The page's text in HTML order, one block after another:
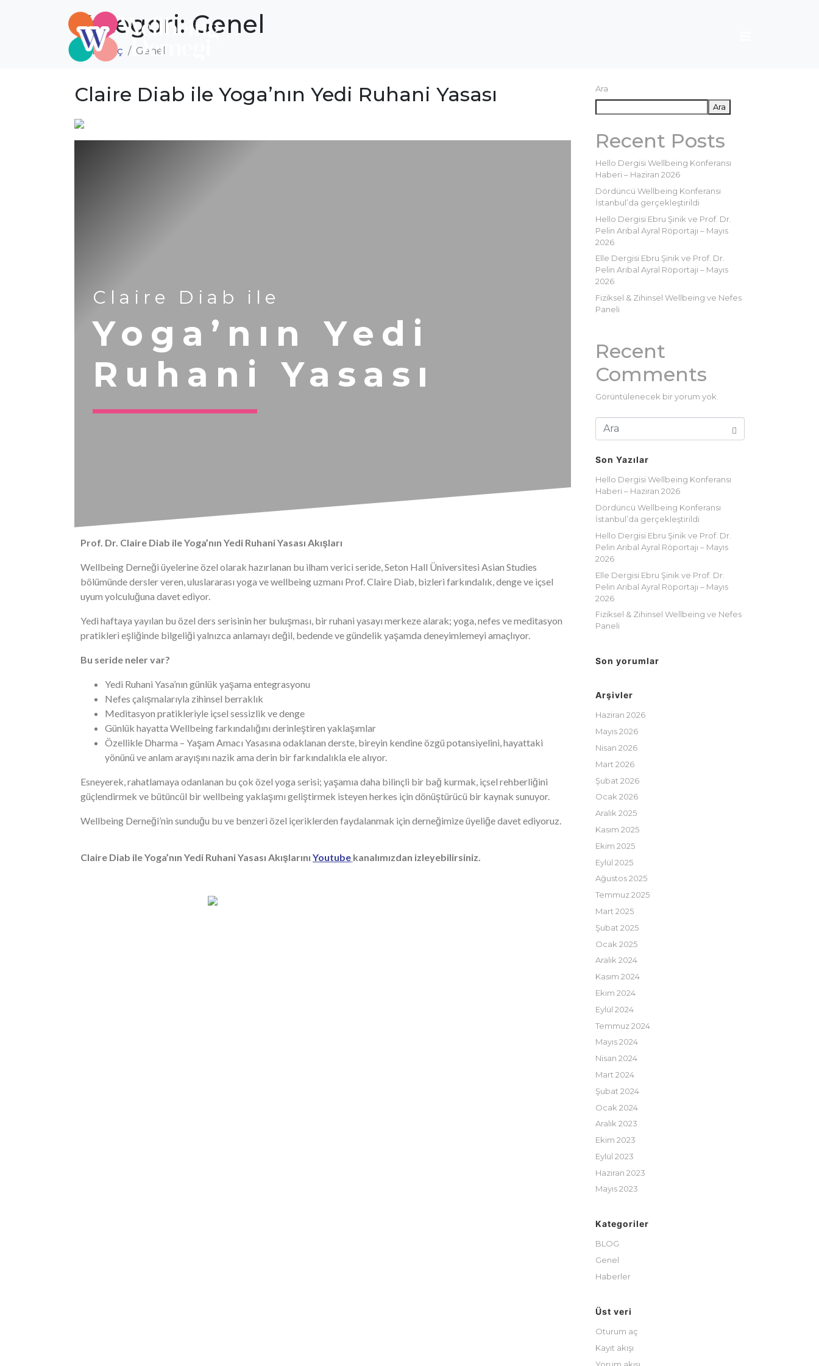
Kategori: Genel
Başlangıç Genel
Claire Diab ile Yoga’nın Yedi Ruhani Yasası
Claire Diab ile
Yoga’nın Yedi
Ruhani Yasası
Prof. Dr. Claire Diab ile Yoga’nın Yedi Ruhani Yasası Akışları
Wellbeing Derneği üyelerine özel olarak hazırlanan bu ilham verici seride, Seton Hall Üniversitesi Asian Studies
bölümünde dersler veren, uluslararası yoga ve wellbeing uzmanı Prof. Claire Diab, bizleri farkındalık, denge ve içsel
uyum yolculuğuna davet ediyor.
Yedi haftaya yayılan bu özel ders serisinin her buluşması, bir ruhani yasayı merkeze alarak; yoga, nefes ve meditasyon
pratikleri eşliğinde bilgeliği yalnızca anlamayı değil, bedende ve gündelik yaşamda deneyimlemeyi amaçlıyor.
Bu seride neler var?
Yedi Ruhani Yasa’nın günlük yaşama entegrasyonu
Nefes çalışmalarıyla zihinsel berraklık
Meditasyon pratikleriyle içsel sessizlik ve denge
Günlük hayatta Wellbeing farkındalığını derinleştiren yaklaşımlar
Özellikle Dharma – Yaşam Amacı Yasasına odaklanan derste, bireyin kendine özgü potansiyelini, hayattaki
yönünü ve anlam arayışını nazik ama derin bir farkındalıkla ele alıyor.
Esneyerek, rahatlamaya odanlanan bu çok özel yoga serisi; yaşamıa daha bilinçli bir bağ kurmak, içsel rehberliğini
güçlendirmek ve bütüncül bir wellbeing yaklaşımı geliştirmek isteyen herkes için dönüştürücü bir kaynak sunuyor.
Wellbeing Derneği’nin sunduğu bu ve benzeri özel içeriklerden faydalanmak için derneğimize üyeliğe davet ediyoruz.
Claire Diab ile Yoga’nın Yedi Ruhani Yasası Akışlarını Youtube kanalımızdan izleyebilirsiniz.
Ara
Ara
Recent Posts
Hello Dergisi Wellbeing Konferansı
Haberi – Haziran 2026
Dördüncü Wellbeing Konferansı
İstanbul’da gerçekleştirildi
Hello Dergisi Ebru Şinik ve Prof. Dr.
Pelin Arıbal Ayral Röportajı – Mayıs
2026
Elle Dergisi Ebru Şinik ve Prof. Dr.
Pelin Arıbal Ayral Röportajı – Mayıs
2026
Fiziksel & Zihinsel Wellbeing ve Nefes
Paneli
Recent
Comments
Görüntülenecek bir yorum yok.
Son Yazılar
Hello Dergisi Wellbeing Konferansı
Haberi – Haziran 2026
Dördüncü Wellbeing Konferansı
İstanbul’da gerçekleştirildi
Hello Dergisi Ebru Şinik ve Prof. Dr.
Pelin Arıbal Ayral Röportajı – Mayıs
2026
Elle Dergisi Ebru Şinik ve Prof. Dr.
Pelin Arıbal Ayral Röportajı – Mayıs
2026
Fiziksel & Zihinsel Wellbeing ve Nefes
Paneli
Son yorumlar
Arşivler
Haziran 2026
Mayıs 2026
Nisan 2026
Mart 2026
Şubat 2026
Ocak 2026
Aralık 2025
Kasım 2025
Ekim 2025
Eylül 2025
Ağustos 2025
Temmuz 2025
Mart 2025
Şubat 2025
Ocak 2025
Aralık 2024
Kasım 2024
Ekim 2024
Eylül 2024
Temmuz 2024
Mayıs 2024
Nisan 2024
Mart 2024
Şubat 2024
Ocak 2024
Aralık 2023
Ekim 2023
Eylül 2023
Haziran 2023
Mayıs 2023
Kategoriler
BLOG
Genel
Haberler
Üst veri
Oturum aç
Kayıt akışı
Yorum akışı